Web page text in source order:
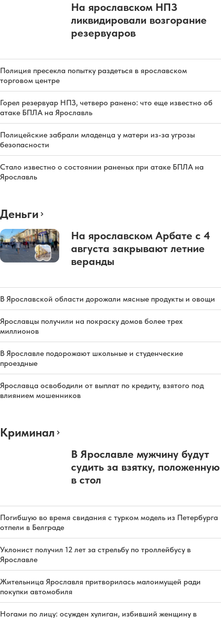
На ярославском НПЗ
ликвидировали возгорание
резервуаров
Полиция пресекла попытку раздеться в ярославском
торговом центре
Горел резервуар НПЗ, четверо ранено: что еще известно об
атаке БПЛА на Ярославль
Полицейские забрали младенца у матери из-за угрозы
безопасности
Стало известно о состоянии раненых при атаке БПЛА на
Ярославль
Деньги
На ярославском Арбате с 4
августа закрывают летние
веранды
В Ярославской области дорожали мясные продукты и овощи
Ярославцы получили на покраску домов более трех
миллионов
В Ярославле подорожают школьные и студенческие
проездные
Ярославца освободили от выплат по кредиту, взятого под
влиянием мошенников
Криминал
В Ярославле мужчину будут
судить за взятку, положенную
в стол
Погибшую во время свидания с турком модель из Петербурга
отпели в Белграде
Уклонист получил 12 лет за стрельбу по троллейбусу в
Ярославле
Жительница Ярославля притворилась малоимущей ради
покупки автомобиля
Ногами по лицу: осужден хулиган, избивший женщину в